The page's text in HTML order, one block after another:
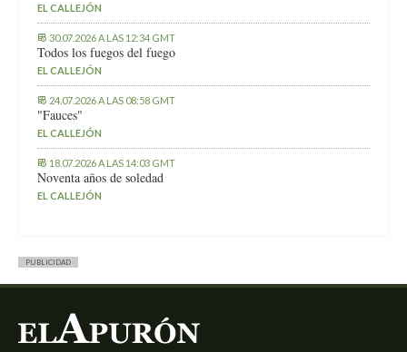
EL CALLEJÓN
30.07.2026 A LAS 12:34 GMT
Todos los fuegos del fuego
EL CALLEJÓN
24.07.2026 A LAS 08:58 GMT
"Fauces"
EL CALLEJÓN
18.07.2026 A LAS 14:03 GMT
Noventa años de soledad
EL CALLEJÓN
PUBLICIDAD